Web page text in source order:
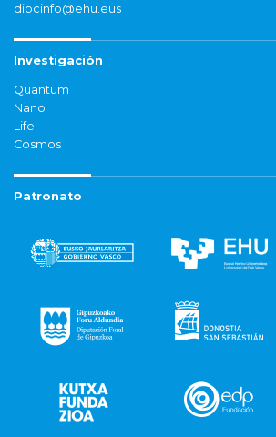
dipcinfo@ehu.eus
Investigación
Quantum
Nano
Life
Cosmos
Patronato